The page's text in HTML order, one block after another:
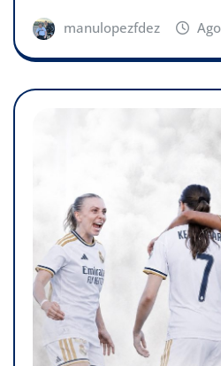
manulopezfdez